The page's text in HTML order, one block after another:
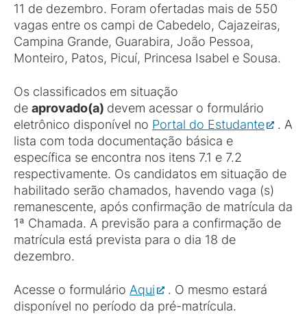
11 de dezembro. Foram ofertadas mais de 550
vagas entre os campi de Cabedelo, Cajazeiras,
Campina Grande, Guarabira, João Pessoa,
Monteiro, Patos, Picuí, Princesa Isabel e Sousa.
Os classificados em situação
de aprovado(a) devem acessar o formulário
eletrônico disponível no Portal do Estudante
. A
lista com toda documentação básica e
específica se encontra nos itens 7.1 e 7.2
respectivamente. Os candidatos em situação de
habilitado serão chamados, havendo vaga (s)
remanescente, após confirmação de matrícula da
1ª Chamada. A previsão para a confirmação de
matrícula está prevista para o dia 18 de
dezembro.
Acesse o formulário Aqui
. O mesmo estará
disponível no período da pré-matrícula.